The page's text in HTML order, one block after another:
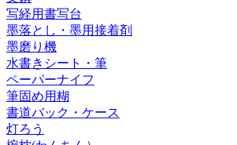
写経用書写台
墨落とし・墨用接着剤
墨磨り機
水書きシート・筆
ペーパーナイフ
筆固め用糊
書道バック・ケース
灯ろう